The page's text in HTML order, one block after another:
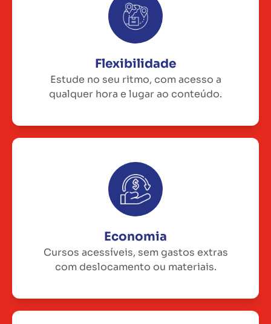
Flexibilidade
Estude no seu ritmo, com acesso a
qualquer hora e lugar ao conteúdo.
Economia
Cursos acessíveis, sem gastos extras
com deslocamento ou materiais.